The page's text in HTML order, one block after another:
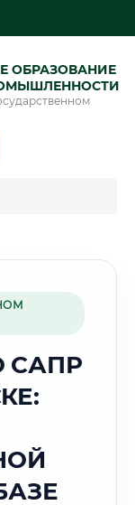
ОБРАЗОВАНИЕ
САПР